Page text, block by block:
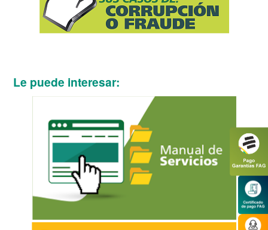
Le puede interesar: